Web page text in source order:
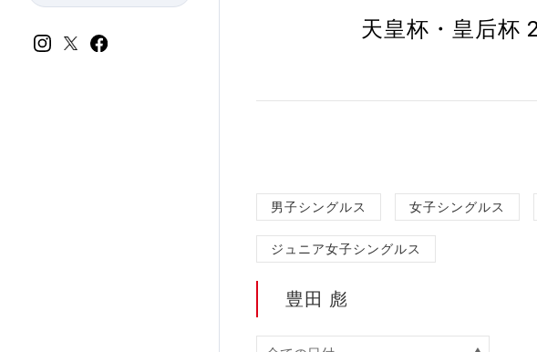
スポーツ医・科学委員会
スポーツ振興くじ助成事業
加盟団体登録人数
関連組織一覧
販売品一覧
天皇杯・皇后杯
男子シングルス 女子シングルス
ジュニア女子シングルス
豊田 彪